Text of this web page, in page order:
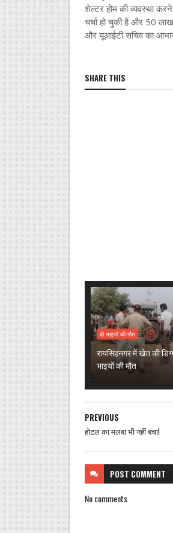
शेल्टर होम की व्यवस्था
चर्चा हो चुकी है और 50
और यूआईटी सचिव का
SHARE THIS
दो भाइयों की मौत
रायसिंहनगर में खेत की
भाइयों की मौत
PREVIOUS
होटल का मलबा भी नहीं बचा!
POST COMMENT
No comments